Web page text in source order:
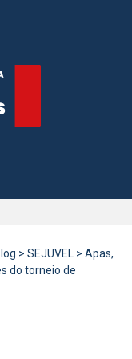
> SEJUVEL > Apas,
do torneio de